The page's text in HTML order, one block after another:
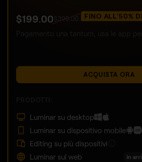
$199.00 $ 399.00 FINO ALL'50%
ACQUISTA ORA
Luminar su desktop
Luminar su dispositivo mobile
Editing su più dispositivi
Luminar sul web
In